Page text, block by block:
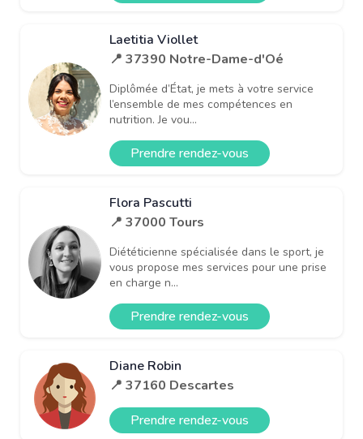
Laetitia Viollet
📍 37390 Notre-Dame-d'Oé
Diplômée d’État, je mets à votre service
l’ensemble de mes compétences en
nutrition. Je vou...
Prendre rendez-vous
Flora Pascutti
📍 37000 Tours
Diététicienne spécialisée dans le sport, je
vous propose mes services pour une prise
en charge n...
Prendre rendez-vous
Diane Robin
📍 37160 Descartes
Prendre rendez-vous